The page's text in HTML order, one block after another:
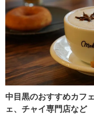
中目黒のおすすめカフ
ェ、チャイ専門店など